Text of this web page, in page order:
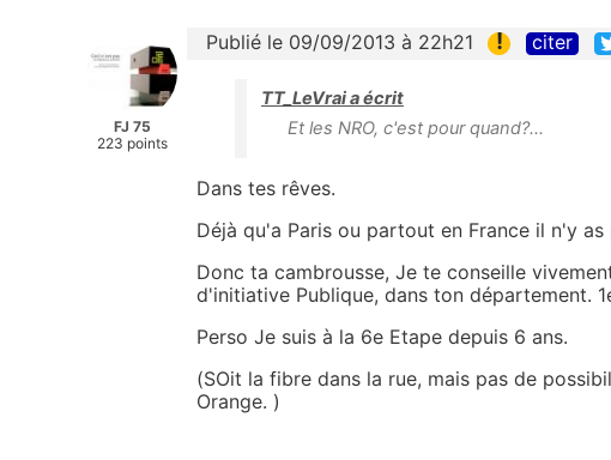
FJ 75
223 points
Publié le 09/09/2013 à 22h21 ! citer
TT_LeVrai a écrit
Et les NRO, c'est pour quand?...
Dans tes rêves.
Déjà qu'a Paris ou partout en France il n'y
Donc ta cambrousse, Je te conseille
d'initiative Publique, dans ton département.
Perso Je suis à la 6e Etape depuis 6 ans.
(SOit la fibre dans la rue, mais pas de
Orange. )